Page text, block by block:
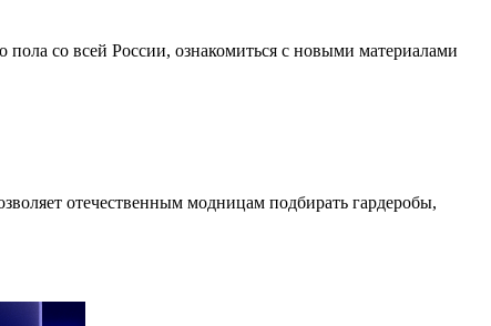
со всей России, ознакомиться с новыми материалами
отечественным модницам подбирать гардеробы,